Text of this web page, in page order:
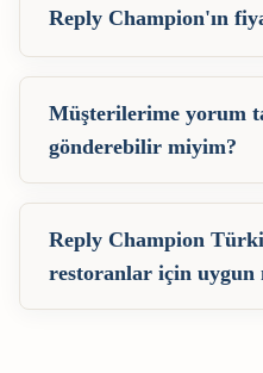
Reply Champion'ın
Müşterilerime yorum
gönderebilir miyim?
Reply Champion
restoranlar için uygun